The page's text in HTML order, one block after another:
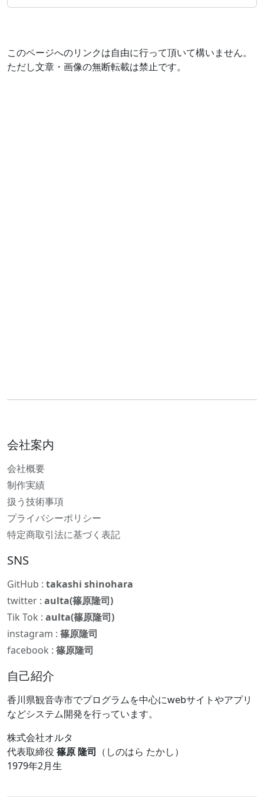
このページへのリンクは自由に行って頂いて構いません。
ただし文章・画像の無断転載は禁止です。
会社案内
会社概要
制作実績
扱う技術事項
プライバシーポリシー
特定商取引法に基づく表記
SNS
GitHub : takashi shinohara
twitter : aulta(篠原隆司)
Tik Tok : aulta(篠原隆司)
instagram : 篠原隆司
facebook : 篠原隆司
自己紹介
香川県観音寺市でプログラムを中心にwebサイトやアプリ
などシステム開発を行っています。
株式会社オルタ
代表取締役 篠原 隆司 （しのはら たかし）
1979年2月生